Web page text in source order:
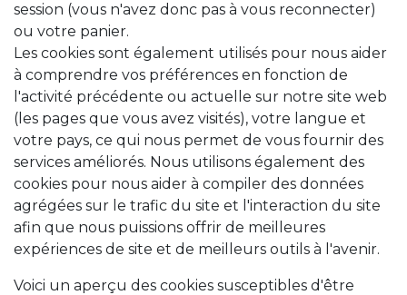
session (vous n'avez donc pas à vous reconnecter)
ou votre panier.
Les cookies sont également utilisés pour nous aider
à comprendre vos préférences en fonction de
l'activité précédente ou actuelle sur notre site web
(les pages que vous avez visités), votre langue et
votre pays, ce qui nous permet de vous fournir des
services améliorés. Nous utilisons également des
cookies pour nous aider à compiler des données
agrégées sur le trafic du site et l'interaction du site
afin que nous puissions offrir de meilleures
expériences de site et de meilleurs outils à l'avenir.
Voici un aperçu des cookies susceptibles d'être